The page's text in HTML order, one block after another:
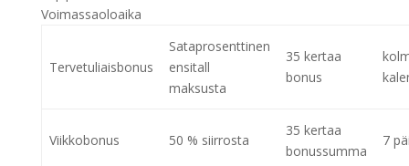
Voimassaoloaika
Tervetuliaisbonus
Sataprosenttinen
ensitall
maksusta
35 kertaa
bonus
Viikkobonus 50 % siirrosta
35 kertaa
bonussumma
7